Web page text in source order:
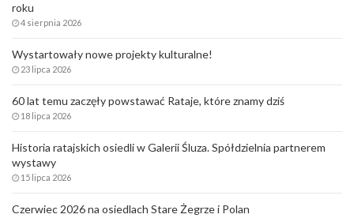
roku
4 sierpnia 2026
Wystartowały nowe projekty kulturalne!
23 lipca 2026
60 lat temu zaczęły powstawać Rataje, które znamy dziś
18 lipca 2026
Historia ratajskich osiedli w Galerii Śluza. Spółdzielnia partnerem
wystawy
15 lipca 2026
Czerwiec 2026 na osiedlach Stare Żegrze i Polan